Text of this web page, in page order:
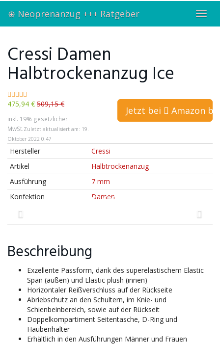
Skip
⊕ Neoprenanzug +++ Ratgeber
Cressi Damen
Halbtrockenanzug Ice
475,94 € 509,15 €
inkl. 19% gesetzlicher
MwSt.Zuletzt aktualisiert am: 19.
Oktober 2022 0:47
Jetzt bei Amazon
Hersteller
Cressi
Artikel
Halbtrockenanzug
Ausführung
7 mm
Konfektion
Damen
Beschreibung
Exzellente Passform, dank des superelastischem Elastic
Span (außen) und Elastic plush (innen)
Horizontaler Reißverschluss auf der Rückseite
Abriebschutz an den Schultern, im Knie- und
Schienbeinbereich, sowie auf der Rückseit
Doppelkompartiment Seitentasche, D-Ring und
Haubenhalter
Erhältlich in den Ausführungen Männer und Frauen